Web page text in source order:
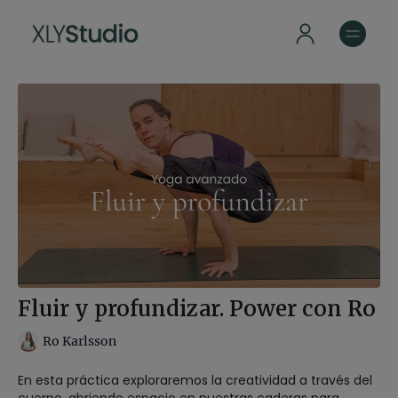
Fluir y profundizar. Power con Ro
Ro Karlsson
En esta práctica exploraremos la creatividad a través del